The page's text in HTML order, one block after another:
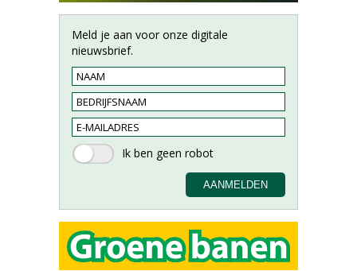
Meld je aan voor onze digitale
nieuwsbrief.